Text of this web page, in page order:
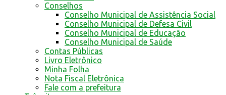
Conselhos
Conselho Municipal de Assistência Social
Conselho Municipal de Defesa Civil
Conselho Municipal de Educação
Conselho Municipal de Saúde
Contas Públicas
Livro Eletrônico
Minha Folha
Nota Fiscal Eletrônica
Fale com a prefeitura